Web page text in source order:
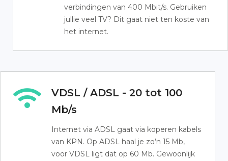
verbindingen van 400 Mbit/s. Gebruiken
jullie veel TV? Dit gaat niet ten koste van
het internet.
VDSL / ADSL - 20 tot 100
Mb/s
Internet via ADSL gaat via koperen kabels
van KPN. Op ADSL haal je zo’n 15 Mb,
voor VDSL ligt dat op 60 Mb. Gewoonlijk